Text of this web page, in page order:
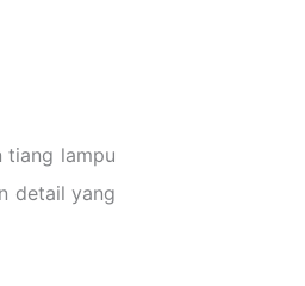
tiang lampu
detail yang